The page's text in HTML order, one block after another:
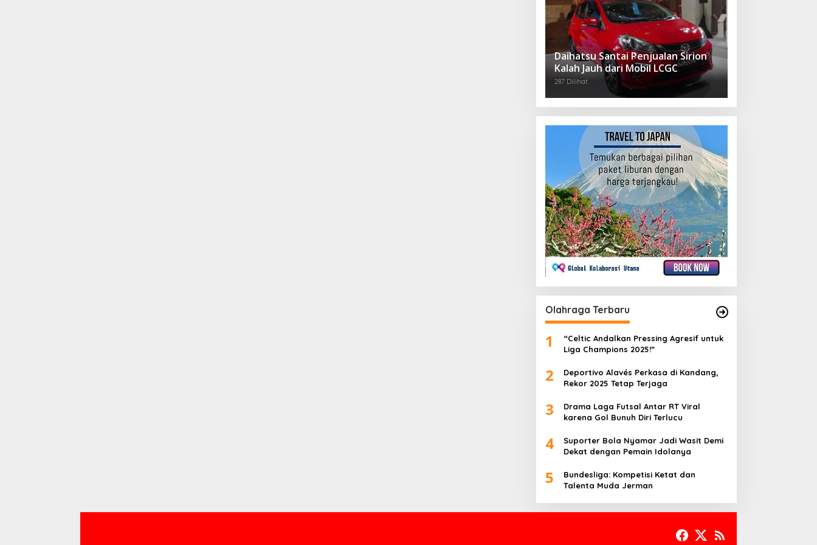
Daihatsu Santai Penjualan Sirion
Kalah Jauh dari Mobil LCGC
287 Dilihat
Olahraga Terbaru
1
“Celtic Andalkan Pressing Agresif untuk
Liga Champions 2025!”
2
Deportivo Alavés Perkasa di Kandang,
Rekor 2025 Tetap Terjaga
3
Drama Laga Futsal Antar RT Viral
karena Gol Bunuh Diri Terlucu
4
Suporter Bola Nyamar Jadi Wasit Demi
Dekat dengan Pemain Idolanya
5
Bundesliga: Kompetisi Ketat dan
Talenta Muda Jerman